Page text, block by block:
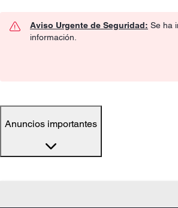
Aviso Urgente de Seguridad: Se ha
información.
Anuncios importantes